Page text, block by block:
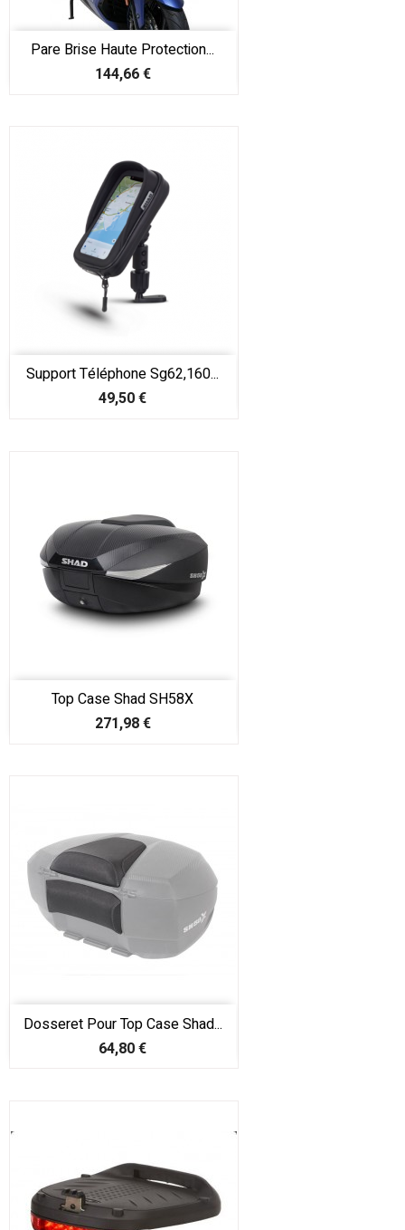
Pare Brise Haute Protection...
Prix
144,66 €
Support Téléphone Sg62,160...
Prix
49,50 €
Top Case Shad SH58X
Prix
271,98 €
Dosseret Pour Top Case Shad...
Prix
64,80 €